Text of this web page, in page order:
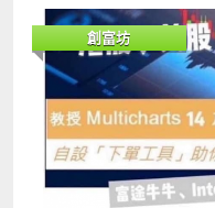
指盤路分析例子講解 如
程式優化指標 利用程式
交易策略講解
Autotrade的各種常見
創富坊